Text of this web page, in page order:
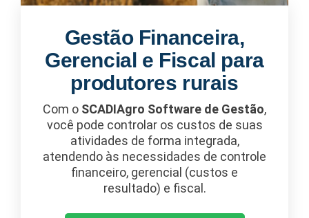
Gestão Financeira,
Gerencial e Fiscal para
produtores rurais
Com o SCADIAgro Software de Gestão,
você pode controlar os custos de suas
atividades de forma integrada,
atendendo às necessidades de controle
financeiro, gerencial (custos e
resultado) e fiscal.